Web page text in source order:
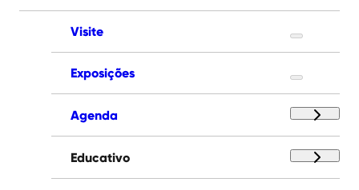
Visite
Exposições
Agenda
Educativo